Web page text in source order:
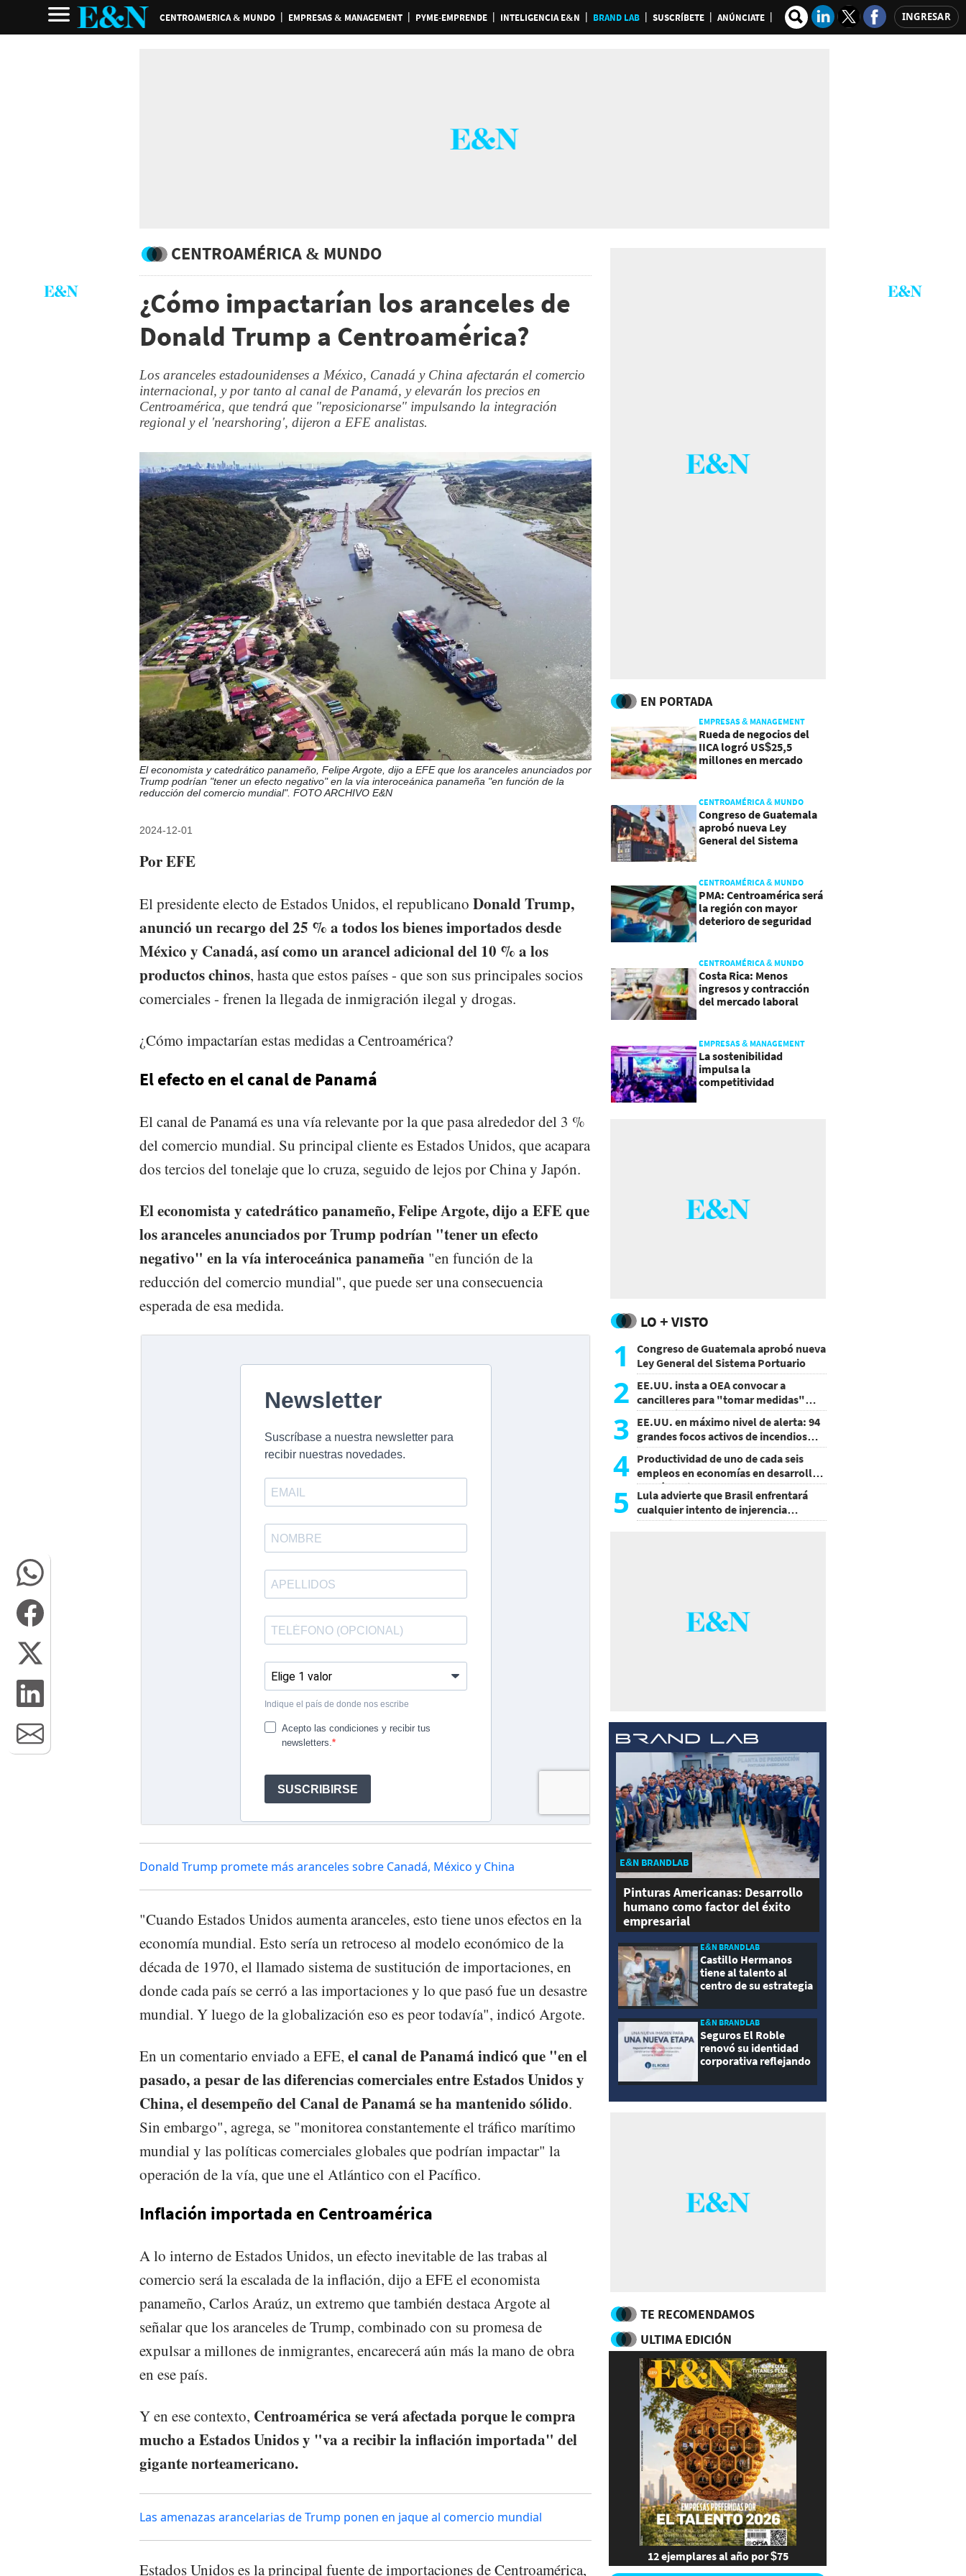
CENTROAMERICA & MUNDO EMPRESAS & MANAGEMENT PYME-EMPRENDE INTELIGENCIA E&N BRAND LAB SUSCRÍBETE ANÚNCIATE INGRESAR
CENTROAMÉRICA & MUNDO
¿Cómo impactarían los aranceles de
Donald Trump a Centroamérica?
Los aranceles estadounidenses a México, Canadá y China afectarán el comercio
internacional, y por tanto al canal de Panamá, y elevarán los precios en
Centroamérica, que tendrá que "reposicionarse" impulsando la integración
regional y el 'nearshoring', dijeron a EFE analistas.
El economista y catedrático panameño, Felipe Argote, dijo a EFE que los aranceles anunciados por
Trump podrían "tener un efecto negativo" en la vía interoceánica panameña "en función de la
reducción del comercio mundial". FOTO ARCHIVO E&N
2024-12-01
Por EFE
El presidente electo de Estados Unidos, el republicano Donald Trump,
anunció un recargo del 25 % a todos los bienes importados desde
México y Canadá, así como un arancel adicional del 10 % a los
productos chinos, hasta que estos países - que son sus principales socios
comerciales - frenen la llegada de inmigración ilegal y drogas.
¿Cómo impactarían estas medidas a Centroamérica?
El efecto en el canal de Panamá
El canal de Panamá es una vía relevante por la que pasa alrededor del 3 %
del comercio mundial. Su principal cliente es Estados Unidos, que acapara
dos tercios del tonelaje que lo cruza, seguido de lejos por China y Japón.
El economista y catedrático panameño, Felipe Argote, dijo a EFE que
los aranceles anunciados por Trump podrían "tener un efecto
negativo" en la vía interoceánica panameña "en función de la
reducción del comercio mundial", que puede ser una consecuencia
esperada de esa medida.
Donald Trump promete más aranceles sobre Canadá, México y China
"Cuando Estados Unidos aumenta aranceles, esto tiene unos efectos en la
economía mundial. Esto sería un retroceso al modelo económico de la
década de 1970, el llamado sistema de sustitución de importaciones, en
donde cada país se cerró a las importaciones y lo que pasó fue un desastre
mundial. Y luego de la globalización eso es peor todavía", indicó Argote.
En un comentario enviado a EFE, el canal de Panamá indicó que "en el
pasado, a pesar de las diferencias comerciales entre Estados Unidos y
China, el desempeño del Canal de Panamá se ha mantenido sólido.
Sin embargo", agrega, se "monitorea constantemente el tráfico marítimo
mundial y las políticas comerciales globales que podrían impactar" la
operación de la vía, que une el Atlántico con el Pacífico.
Inflación importada en Centroamérica
A lo interno de Estados Unidos, un efecto inevitable de las trabas al
comercio será la escalada de la inflación, dijo a EFE el economista
panameño, Carlos Araúz, un extremo que también destaca Argote al
señalar que los aranceles de Trump, combinado con su promesa de
expulsar a millones de inmigrantes, encarecerá aún más la mano de obra
en ese país.
Y en ese contexto, Centroamérica se verá afectada porque le compra
mucho a Estados Unidos y "va a recibir la inflación importada" del
gigante norteamericano.
Las amenazas arancelarias de Trump ponen en jaque al comercio mundial
Estados Unidos es la principal fuente de importaciones de Centroamérica,
EN PORTADA
EMPRESAS & MANAGEMENT
Rueda de negocios del
IICA logró US$25,5
millones en mercado
CENTROAMÉRICA & MUNDO
Congreso de Guatemala
aprobó nueva Ley
General del Sistema
CENTROAMÉRICA & MUNDO
PMA: Centroamérica será
la región con mayor
deterioro de seguridad
CENTROAMÉRICA & MUNDO
Costa Rica: Menos
ingresos y contracción
del mercado laboral
EMPRESAS & MANAGEMENT
La sostenibilidad
impulsa la
competitividad
LO + VISTO
1
Congreso de Guatemala aprobó nueva
Ley General del Sistema Portuario
2 EE.UU. insta a OEA convocar a
cancilleres para "tomar medidas"
sobre Nicaragua
3 EE.UU. en máximo nivel de alerta: 94
grandes focos activos de incendios
forestales
4 Productividad de uno de cada seis
empleos en economías en desarrollo
podría mejorar por la IA
5
Lula advierte que Brasil enfrentará
cualquier intento de injerencia
extranjera
E&N BRANDLAB
Pinturas Americanas: Desarrollo
humano como factor del éxito
empresarial
E&N BRANDLAB
Castillo Hermanos
tiene al talento al
centro de su estrategia
E&N BRANDLAB
Seguros El Roble
renovó su identidad
corporativa reflejando
modernidad
TE RECOMENDAMOS
ULTIMA EDICIÓN
12 ejemplares al año por $75